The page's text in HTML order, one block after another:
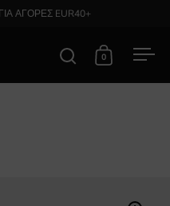
ΑΓΟΡΕΣ EUR40+
Open search
Open cart
0